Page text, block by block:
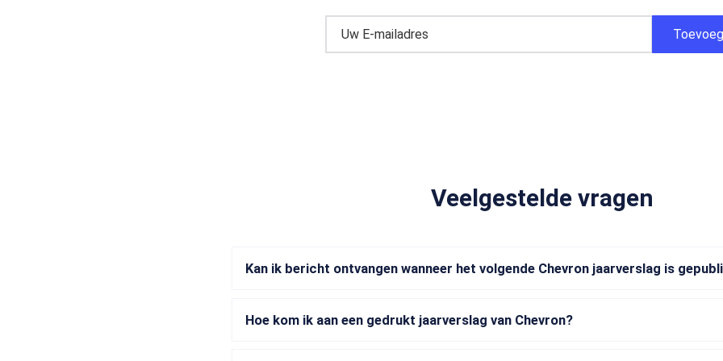
Veelgestelde vragen
Kan ik bericht ontvangen wanneer het volgende Chevron jaarverslag is
Hoe kom ik aan een gedrukt jaarverslag van Chevron?